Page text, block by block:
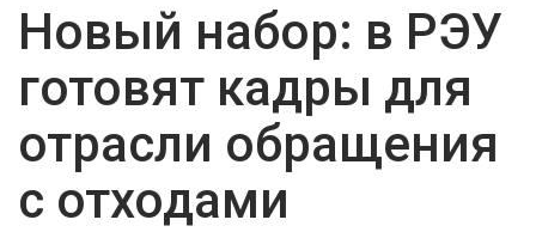
Новый набор: в РЭУ
готовят кадры для
отрасли обращения
с отходами